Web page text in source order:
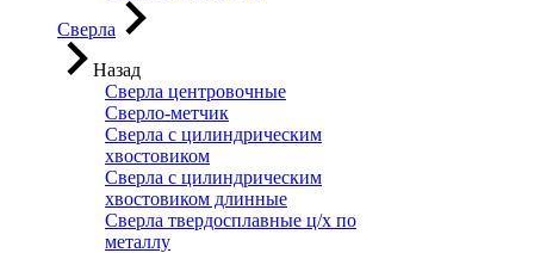
Сверла
Назад
Сверла центровочные
Сверло-метчик
Сверла с цилиндрическим
хвостовиком
Сверла с цилиндрическим
хвостовиком длинные
Сверла твердосплавные ц/х по
металлу